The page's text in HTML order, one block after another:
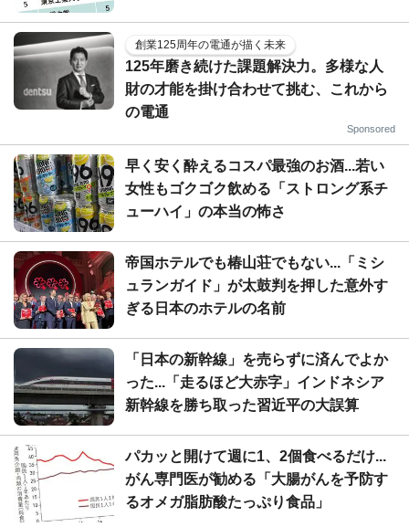
創業125周年の電通が描く未来
125年磨き続けた課題解決力。多様な人
財の才能を掛け合わせて挑む、これから
の電通
Sponsored
早く安く酔えるコスパ最強のお酒...若い
女性もゴクゴク飲める「ストロング系チ
ューハイ」の本当の怖さ
帝国ホテルでも椿山荘でもない...「ミシ
ュランガイド」が太鼓判を押した意外す
ぎる日本のホテルの名前
「日本の新幹線」を売らずに済んでよか
った...「走るほど大赤字」インドネシア
新幹線を勝ち取った習近平の大誤算
パカッと開けて週に1、2個食べるだけ...
がん専門医が勧める「大腸がんを予防す
るオメガ脂肪酸たっぷり食品」